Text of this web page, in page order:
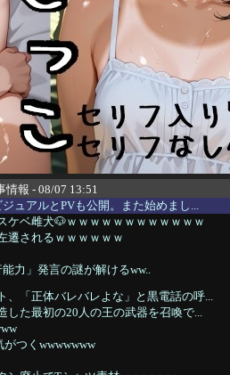
情報 - 08/07 13:51
ュアルとPVも公開。また始めまし...
ケベ雌犬🐶ｗｗｗｗｗｗｗｗｗｗｗｗ
遷されるｗｗｗｗｗｗ
力」発言の謎が解けるww..
「正体バレバレよな」と黒電話の呼...
した最初の20人の王の武器を召喚で...
がつくwwwwwww